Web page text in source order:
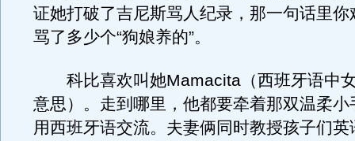
证她打破了吉尼斯骂人纪录，那一句话里你
骂了多少个“狗娘养的”。
科比喜欢叫她Mamacita（西班牙语中
意思）。走到哪里，他都要牵着那双温柔小
用西班牙语交流。夫妻俩同时教授孩子们英